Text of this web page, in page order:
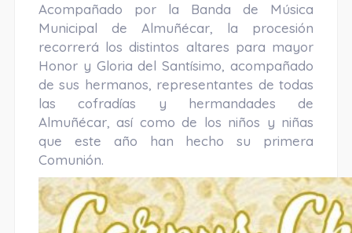
Acompañado por la Banda de Música
Municipal de Almuñécar, la procesión
recorrerá los distintos altares para mayor
Honor y Gloria del Santísimo, acompañado
de sus hermanos, representantes de todas
las cofradías y hermandades de
Almuñécar, así como de los niños y niñas
que este año han hecho su primera
Comunión.